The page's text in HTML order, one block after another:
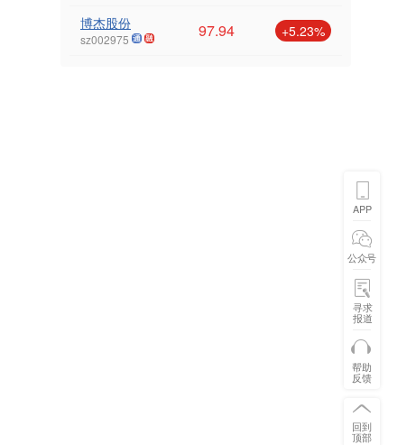
博杰股份
sz002975 97.94 +5.23%
APP
公众号
寻求
报道
帮助
反馈
回到
顶部